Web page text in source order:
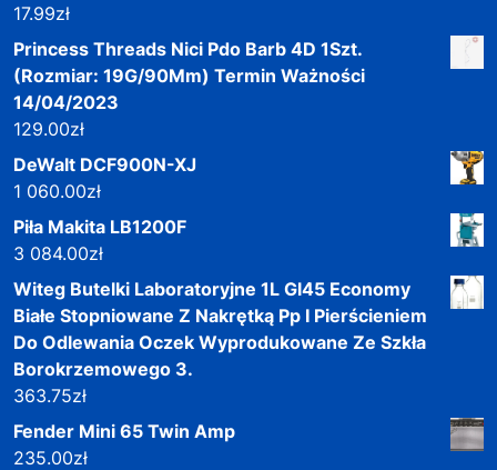
17.99zł
Princess Threads Nici Pdo Barb 4D 1Szt.
(Rozmiar: 19G/90Mm) Termin Ważności
14/04/2023
129.00zł
DeWalt DCF900N-XJ
1 060.00zł
Piła Makita LB1200F
3 084.00zł
Witeg Butelki Laboratoryjne 1L Gl45 Economy
Białe Stopniowane Z Nakrętką Pp I Pierścieniem
Do Odlewania Oczek Wyprodukowane Ze Szkła
Borokrzemowego 3.
363.75zł
Fender Mini 65 Twin Amp
235.00zł